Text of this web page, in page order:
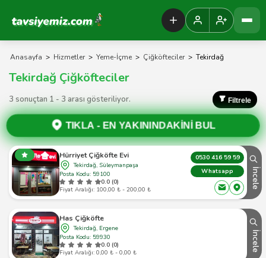
Tavsiyemiz Anasayfa
Anasayfa > Hizmetler > Yeme-İçme > Çiğköfteciler > Tekirdağ
Tekirdağ Çiğköfteciler
3 sonuçtan 1 - 3 arası gösteriliyor. Filtrele
TIKLA - EN YAKININDAKİNİ BUL
Hürriyet Çiğköfte Evi
Tekirdağ, Süleymanpaşa
Posta Kodu: 59100
0.0 (0)
Fiyat Aralığı: 100,00 ₺ - 200,00 ₺
0530 416 59 59
Whatsapp
İncele
Has Çiğköfte
Tekirdağ, Ergene
Posta Kodu: 59930
0.0 (0)
Fiyat Aralığı: 0,00 ₺ - 0,00 ₺
İncele